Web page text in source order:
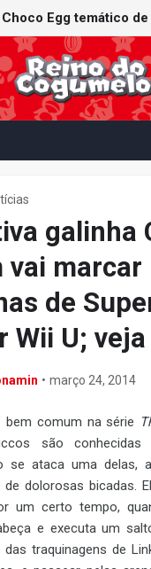
Egg temático
— Nintendo
TV com 15
galinha
vai marcar
de
Wii U;
• março 24, 2014
bem comum na série
são
se ataca uma delas,
dolorosas bicadas.
um certo tempo,
e executa um
traquinagens de